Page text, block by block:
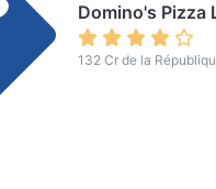
Domino's Pizza
132 Cr de la